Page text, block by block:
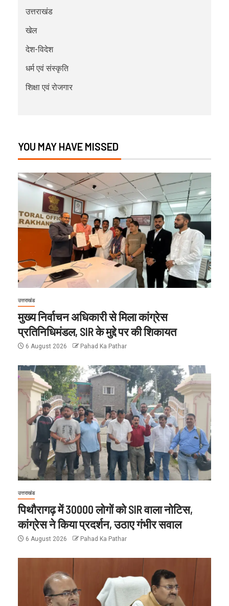
उत्तराखंड
खेल
देश-विदेश
धर्म एवं संस्कृति
शिक्षा एवं रोजगार
YOU MAY HAVE MISSED
उत्तराखंड
मुख्य निर्वाचन अधिकारी से मिला कांग्रेस
प्रतिनिधिमंडल, SIR के मुद्दे पर की शिकायत
6 August 2026 Pahad Ka Pathar
उत्तराखंड
पिथौरागढ़ में 30000 लोगों को SIR वाला नोटिस,
कांग्रेस ने किया प्रदर्शन, उठाए गंभीर सवाल
6 August 2026 Pahad Ka Pathar